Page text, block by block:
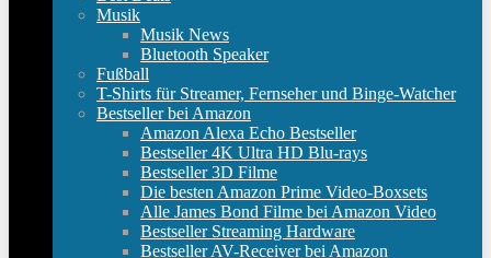
Musik
Musik News
Bluetooth Speaker
Fußball
T-Shirts für Streamer, Fernseher und Binge-Watcher
Bestseller bei Amazon
Amazon Alexa Echo Bestseller
Bestseller 4K Ultra HD Blu-rays
Bestseller 3D Filme
Die besten Amazon Prime Video-Boxsets
Alle James Bond Filme bei Amazon Video
Bestseller Streaming Hardware
Bestseller AV-Receiver bei Amazon